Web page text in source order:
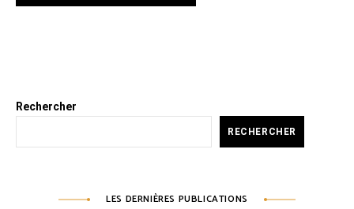
Rechercher
RECHERCHER
LES DERNIÈRES PUBLICATIONS